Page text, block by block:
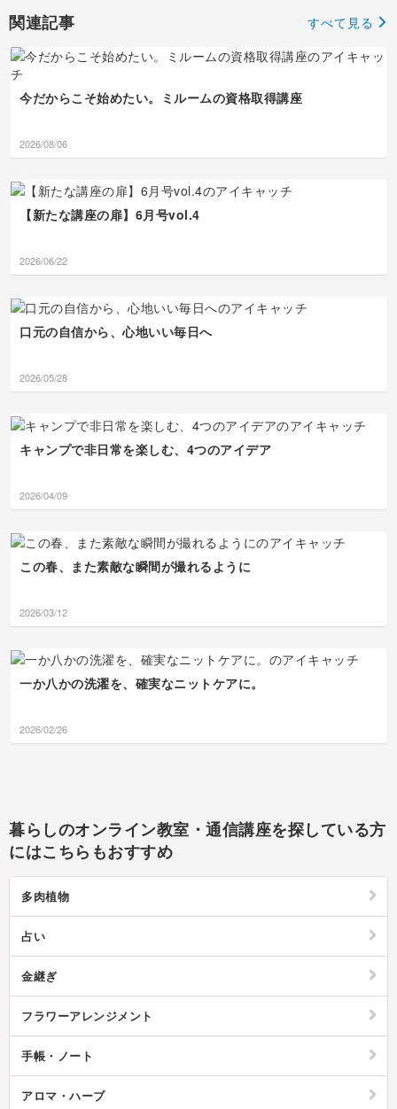
Argentina has
ましょう。文中に出てく
animal、つまり「その
ってしまいます。最後の
はセンスを感じます👏😎
もっと長く語りたいところです
が
あんまり長くなりそうだったの
で
適当なところで引き上げました
いう流れも
it is called a toco toucanと
the inside of it の冠詞がいるの
というところが曖昧です
toucan.もthe inside of
itもそのままでいいと思
数えられると捉えられる
cool and hydrated! 😎
暗い話なので、ユネスコの無形
文化遺産になっていることだけ
あと、ブラジル時間というのが
す。
たのは小学生の頃に見たアニメ
中学の地理で国と首都を覚える
時に覚えやすかったという記憶
者側に十分な準備の時間
が、ビジネスの場面では
かったです。 ゆみさん
はブラジルとご縁のある
Japan’s peaceful stance is a
trusted.
A Thanks!
チュニジアについて調べていた
ら、『日本チュニジア友好協
会』というのが出てきました。
い日本の平和的な姿勢が信頼を
得ていて、親日的」という文章
another hot and humid
day. how are you? 課題
点ご指摘しますね。
quality olive oil.の次の
文ですが、チュニジアの
て、It’s one of our
より自然です。 (2)pro-
Japanという形容詞、い
いですね👍Why are
you…の反応の
にofを入れて、Because
of Japan’s
とすればいいと思いま
す。 色々調べてくださ
ったこと、私も知りませ
繁栄と発展を支えている
のですね。日本人として
ジアにますます興味を持
ちました。I’d love to
visit there some day!
Tunisia someday.
B: You're always welcome!
チェックお願いいたします。
対戦するまで意識したことのな
い国でした。ノリコ先生に見せ
物館はチュニジアのルーブル美
魅力が詰まった国ですね！
私の希望は2回とも速度を落と
す！みなさんの希望はどうか
な？
とにかく耳慣れと発声に取り組
のですが、『thriller』のthは以
リラー」でなく「ティラー」と
言えますね笑
county by preparing
for the live streaming.
me for that! 私もW杯と
に興味を持ちました🙏バ
ルド国立博物館も面白そ
recommended place…
場所はどこですか？」と
recommended
places…つまり、What
(2)その次の文もfor以下
famous for beautiful
towns…としましょう。
ニング、活用してくださ
直なご要望もありがとう
さい💕 thの発音に興味持
関連記事 すべて見る
今だからこそ始めたい。ミルームの資格取得講座
2026/08/06
【新たな講座の扉】6月号vol.4
2026/06/22
口元の自信から、心地いい毎日へ
2026/05/28
キャンプで非日常を楽しむ、4つのアイデア
2026/04/09
この春、また素敵な瞬間が撮れるように
2026/03/12
一か八かの洗濯を、確実なニットケアに。
2026/02/26
暮らしのオンライン教室・通信講座を探している方
にはこちらもおすすめ
多肉植物
占い
金継ぎ
フラワーアレンジメント
手帳・ノート
アロマ・ハーブ